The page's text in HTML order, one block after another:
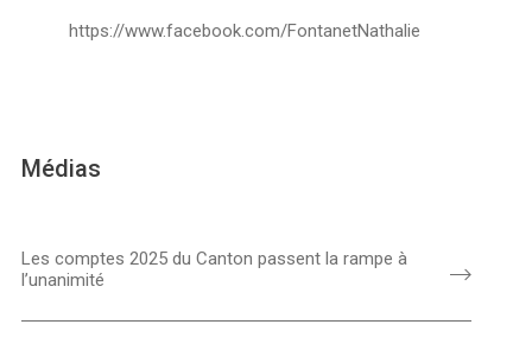
https://www.facebook.com/FontanetNathalie
Médias
Les comptes 2025 du Canton passent la rampe à
l’unanimité